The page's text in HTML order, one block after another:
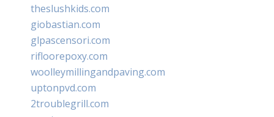
theslushkids.com
giobastian.com
glpascensori.com
rifloorepoxy.com
woolleymillingandpaving.com
uptonpvd.com
2troublegrill.com